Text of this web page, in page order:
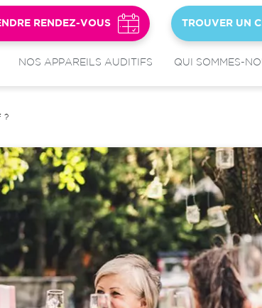
NOS APPAREILS AUDITIFS QUI SOMMES-
RENDEZ-VOUS TROUVER UN
?